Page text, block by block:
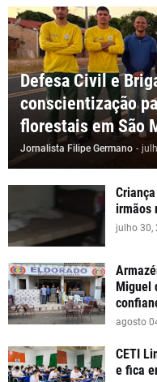
Defesa Civil e
conscientização
florestais em São
Jornalista Filipe Germano -
irmãos
julho 30,
Miguel
agosto
CETI
e fica